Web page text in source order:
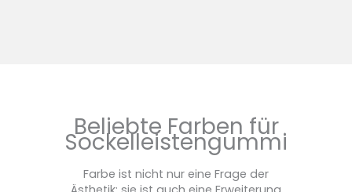
Beliebte Farben für
Sockelleistengummi
Farbe ist nicht nur eine Frage der